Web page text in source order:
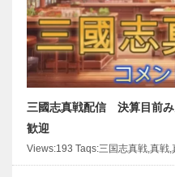
三國志真戦配信 決算目前
歓迎
Views:193 Taqs:三国志真戦,真